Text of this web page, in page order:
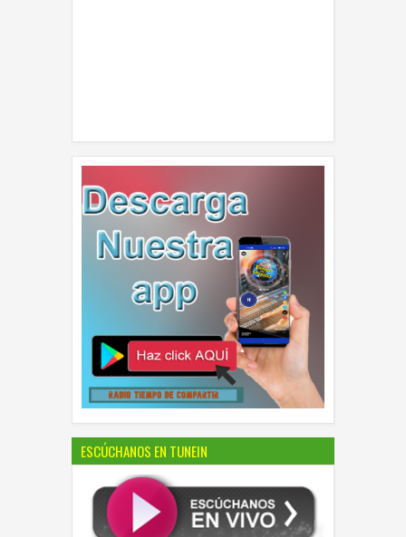
ESCÚCHANOS EN TUNEIN